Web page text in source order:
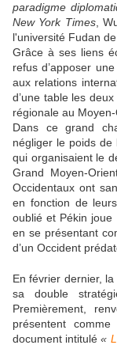
paradigme
New York Times,
l'université Fudan
Grâce à ses liens
refus d’apposer
aux relations
d’une table les
régionale au Moyen-
Dans ce grand
négliger le poids de
qui organisaient le
Grand Moyen-
Occidentaux ont
en fonction de
oublié et Pékin joue
en se présentant
d’un Occident
En février dernier,
sa double
Premièrement,
présentent
document intitulé«